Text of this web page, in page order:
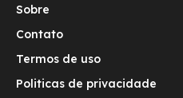
Sobre
Contato
Termos de uso
Politicas de privacidade